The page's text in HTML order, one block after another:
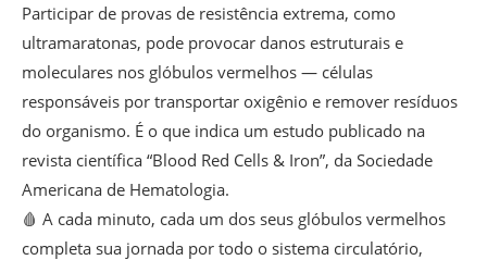
Participar de provas de resistência extrema, como
ultramaratonas, pode provocar danos estruturais e
moleculares nos glóbulos vermelhos — células
responsáveis por transportar oxigênio e remover resíduos
do organismo. É o que indica um estudo publicado na
revista científica “Blood Red Cells & Iron”, da Sociedade
Americana de Hematologia.
🩸 A cada minuto, cada um dos seus glóbulos vermelhos
completa sua jornada por todo o sistema circulatório,